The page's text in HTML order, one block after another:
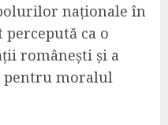
naționale în
percepută ca o
românești și a
pentru moralul